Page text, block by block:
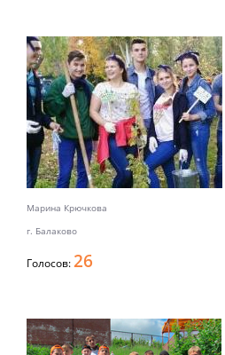
Марина Крючкова
г. Балаково
Голосов:26